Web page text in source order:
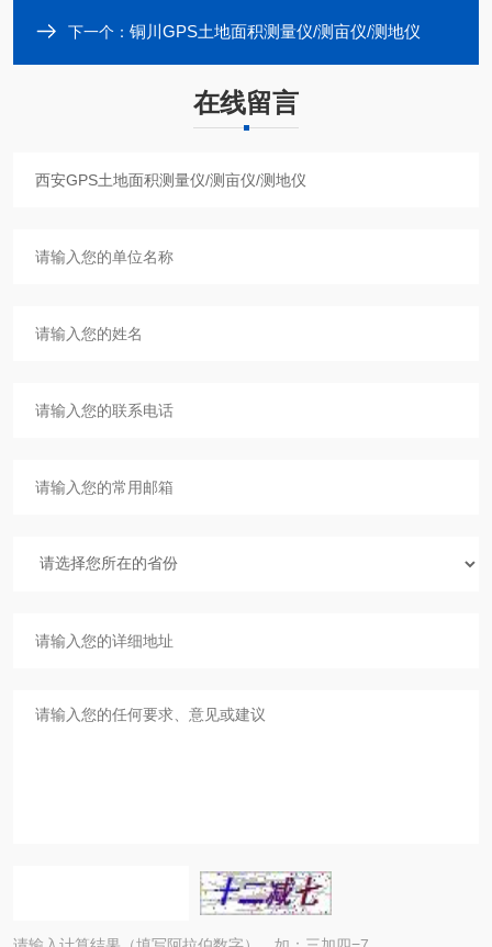
下一个： 铜川GPS土地面积测量仪/测亩仪/测地仪
在线留言